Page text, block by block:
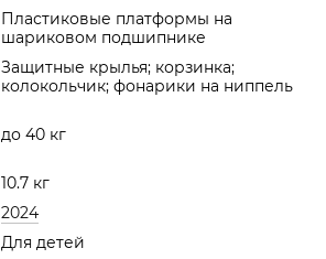
Пластиковые платформы на
шариковом подшипнике
Защитные крылья; корзинка;
колокольчик; фонарики на ниппель
до 40 кг
10.7 кг
2024
Для детей